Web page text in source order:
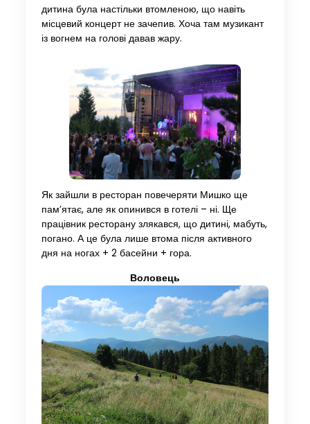
дитина була настільки втомленою, що навіть
місцевий концерт не зачепив. Хоча там музикант
із вогнем на голові давав жару.
Як зайшли в ресторан повечеряти Мишко ще
пам’ятає, але як опинився в готелі – ні. Ще
працівник ресторану злякався, що дитині, мабуть,
погано. А це була лише втома після активного
дня на ногах + 2 басейни + гора.
Воловець